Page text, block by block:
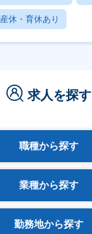
産休・育休あり
求人を探す
職種から探す
業種から探す
勤務地から探す